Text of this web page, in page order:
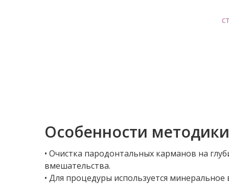
Особенности методики
• Очистка пародонтальных карманов на
вмешательства.
• Для процедуры используется